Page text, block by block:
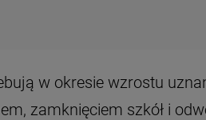
w okresie wzrostu
zamknięciem szkół i